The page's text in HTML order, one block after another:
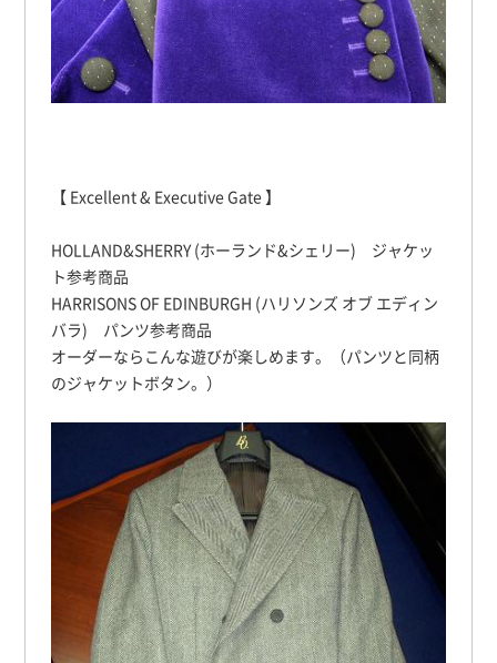
【 Excellent & Executive Gate 】
HOLLAND&SHERRY (ホーランド&シェリー) ジャケッ
ト参考商品
HARRISONS OF EDINBURGH (ハリソンズ オブ エディン
バラ) パンツ参考商品
オーダーならこんな遊びが楽しめます。（パンツと同柄
のジャケットボタン。）